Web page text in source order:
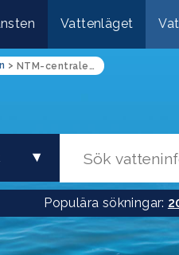
Vattenläget
> NTM-centralen i Södra Österbotten har inlett sommarens 2024 uppföljning av blågröna alger (landskapen i Södra Österbotten)
Populära sökningar: